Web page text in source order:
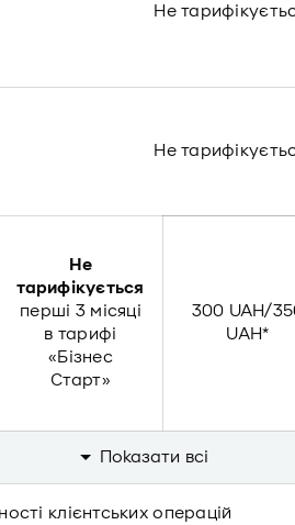
Не
Не
Не
тарифікується
перші 3 місяці
в тарифі
«Бізнес
Старт»
300 UAH/
UAH*
Показати всi
клієнтських операцій